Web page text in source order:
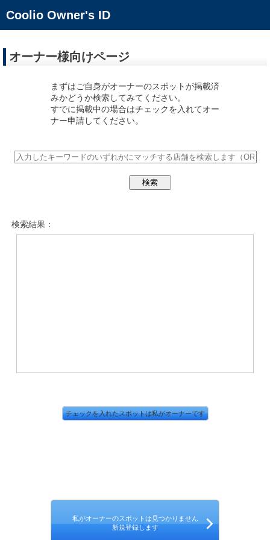
Coolio Owner's ID
オーナー様向けページ
まずはご自身がオーナーのスポットが掲載済
みかどうか検索してみてください。
すでに掲載中の場合はチェックを入れてオー
ナー申請してください。
検索結果：
チェックを入れたスポットは私がオーナーです
私がオーナーのスポットは見つかりません
新規登録します